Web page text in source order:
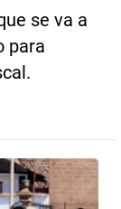
se va a
para